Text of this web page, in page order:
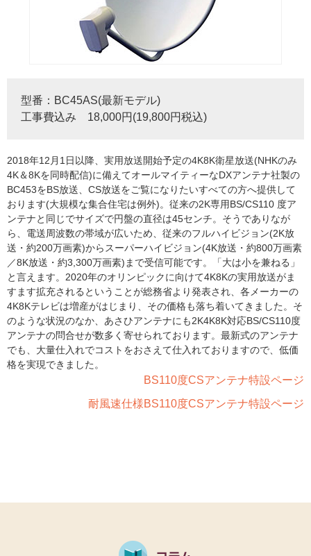
型番：BC45AS(最新モデル)
工事費込み 18,000円(19,800円税込)
2018年12月1日以降、実用放送開始予定の4K8K衛星放送(NHKのみ
4K＆8Kを同時配信)に備えてオールマイティーなDXアンテナ社製の
BC453をBS放送、CS放送をご覧になりたいすべての方へ提供して
おります(大規模な集合住宅は例外)。従来の2K専用BS/CS110 度ア
ンテナと同じでサイズで円盤の直径は45センチ。そうでありなが
ら、電送周波数の帯域が広いため、従来のフルハイビジョン(2K放
送・約200万画素)からスーパーハイビジョン(4K放送・約800万画素
／8K放送・約3,300万画素)まで受信可能です。「大は小を兼ねる」
と言えます。2020年のオリンピックに向けて4K8Kの実用放送がま
すます拡充されるということが総務省より発表され、各メーカーの
4K8Kテレビは増産がはじまり、その価格も落ち着いてきました。そ
のような状況のなか、あさひアンテナにも2K4K8K対応BS/CS110度
アンテナの問合せが数多く寄せられております。最新式のアンテナ
でも、大量仕入れでコストをおさえて仕入れておりますので、低価
格を実現できました。
BS110度CSアンテナ特設ページ
耐風速仕様BS110度CSアンテナ特設ページ